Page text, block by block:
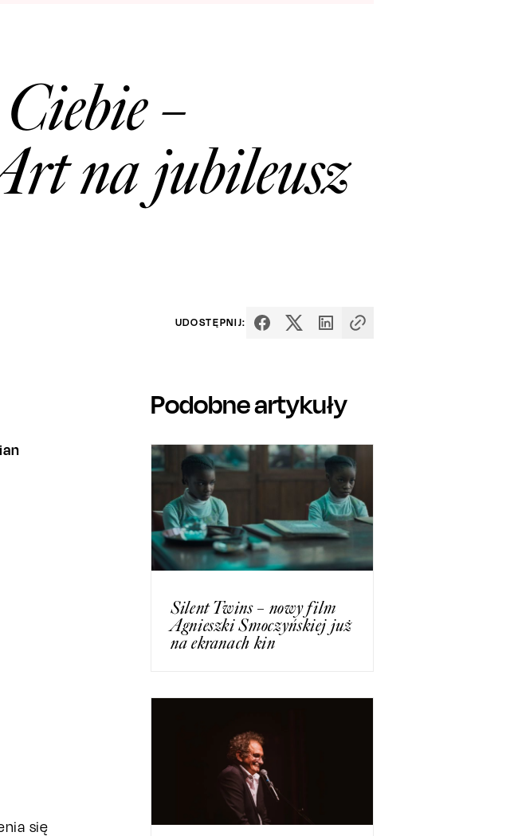
–
na jubileusz
UDOSTĘPNIJ:
się
Podobne artykuły
Silent Twins – nowy film
Agnieszki Smoczyńskiej już
na ekranach kin